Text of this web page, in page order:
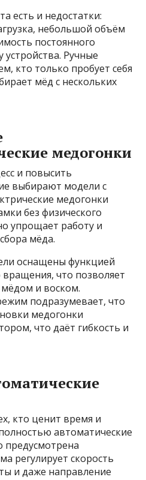
есть и недостатки:
небольшой объём
постоянного
устройства. Ручные
кто только пробует себя
мёд с нескольких
медогонки
и повысить
выбирают модели с
медогонки
без физического
упрощает работу и
мёда.
оснащены функцией
что позволяет
и воском.
подразумевает, что
медогонки
что даёт гибкость и
кто ценит время и
автоматические
предусмотрена
регулирует скорость
и даже направление